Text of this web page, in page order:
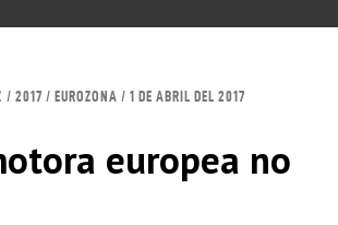
/ 2017 / EUROZONA / 1 DE ABRIL DEL 2017
europea no